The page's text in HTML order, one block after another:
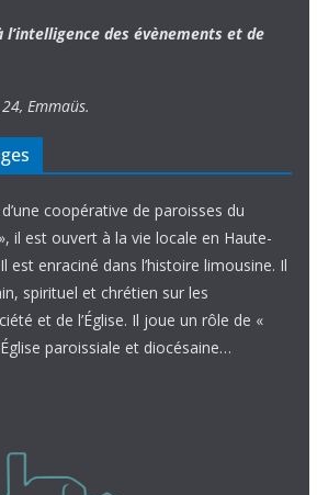
l’intelligence des évènements et de
Emmaüs.
coopérative de paroisses du
il est ouvert à la vie locale en Haute-
est enraciné dans l’histoire limousine. Il
spirituel et chrétien sur les
et de l’Église. Il joue un rôle de «
paroissiale et diocésaine…